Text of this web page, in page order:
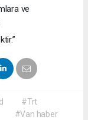
ve
#Trt
#Van haber